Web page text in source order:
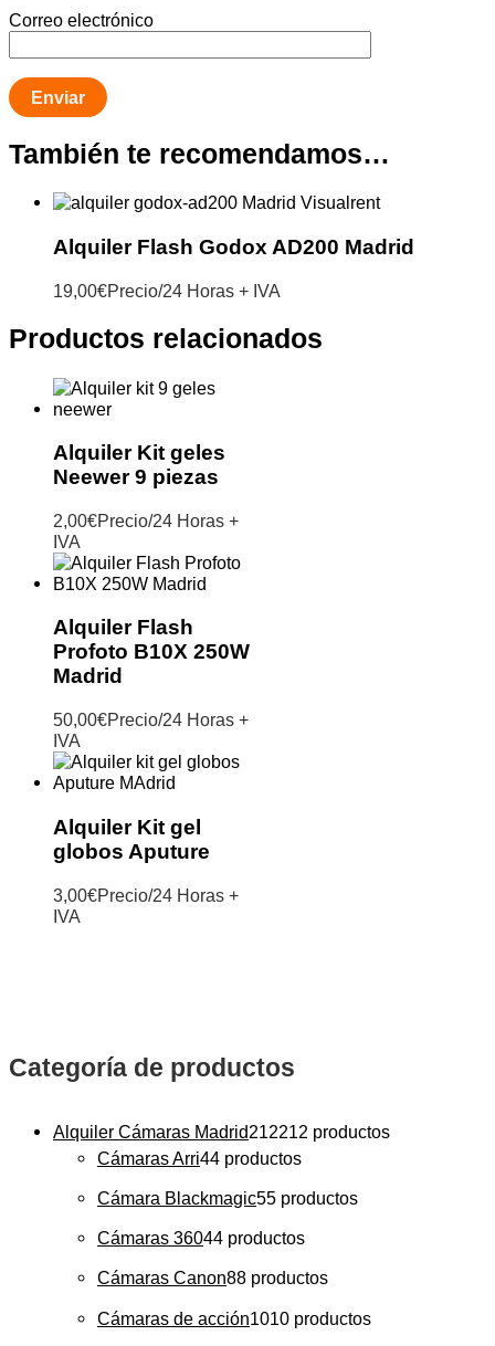
Categoría de productos
Alquiler Cámaras Madrid212212 productos
Cámaras Arri44 productos
Cámara Blackmagic55 productos
Cámaras 36044 productos
Cámaras Canon88 productos
Cámaras de acción1010 productos
Correo electrónico
También te recomendamos…
Alquiler Flash Godox AD200 Madrid
19,00€Precio/24 Horas + IVA
Productos relacionados
Alquiler Kit geles
Neewer 9 piezas
2,00€Precio/24 Horas +
IVA
Alquiler Flash
Profoto B10X 250W
Madrid
50,00€Precio/24 Horas +
IVA
Alquiler Kit gel
globos Aputure
3,00€Precio/24 Horas +
IVA